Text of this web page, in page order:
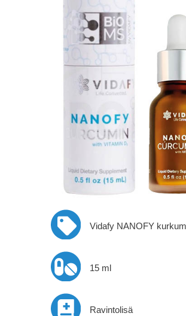
Vidafy NANOFY
15 ml
Ravintolisä